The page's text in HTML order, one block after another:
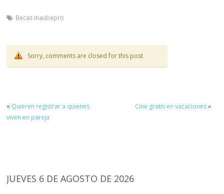
Becas Inaubepro
Sorry, comments are closed for this post
« Quieren registrar a quienes
viven en pareja
Cine gratis en vacaciones»
JUEVES 6 DE AGOSTO DE 2026